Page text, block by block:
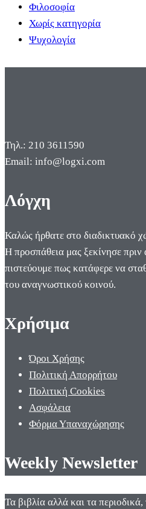
Φιλοσοφία
Χωρίς κατηγορία
Ψυχολογία
Τηλ.: 210 3611590
Email: info@logxi.com
Λόγχη
Καλώς ήρθατε στο
Η προσπάθεια μας ξεκίνησε πριν
πιστεύουμε πως κατάφερε να
του αναγνωστικού κοινού.
Χρήσιμα
Όροι Χρήσης
Πολιτική Απορρήτου
Πολιτική Cookies
Ασφάλεια
Φόρμα Υπαναχώρησης
Weekly Newsletter
Τα βιβλία αλλά και τα